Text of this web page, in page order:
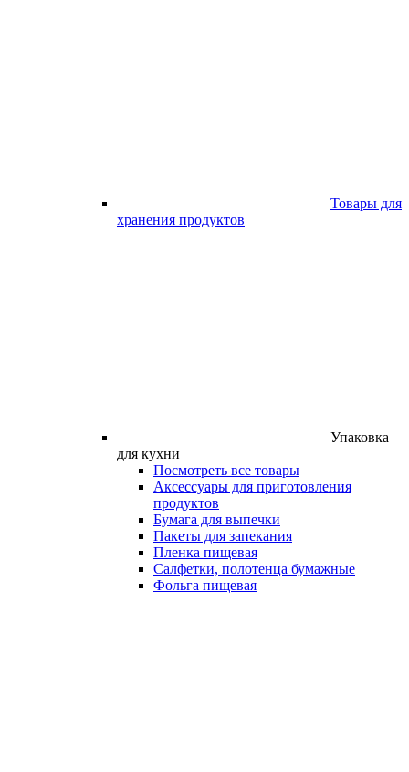
Товары для
хранения продуктов
Упаковка
для кухни
Посмотреть все товары
Аксессуары для приготовления
продуктов
Бумага для выпечки
Пакеты для запекания
Пленка пищевая
Салфетки, полотенца бумажные
Фольга пищевая